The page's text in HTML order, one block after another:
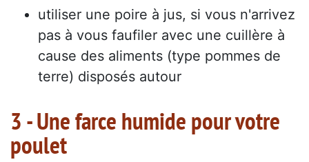
utiliser une poire à jus, si vous n'arrivez
pas à vous faufiler avec une cuillère à
cause des aliments (type pommes de
terre) disposés autour
3 - Une farce humide pour votre
poulet